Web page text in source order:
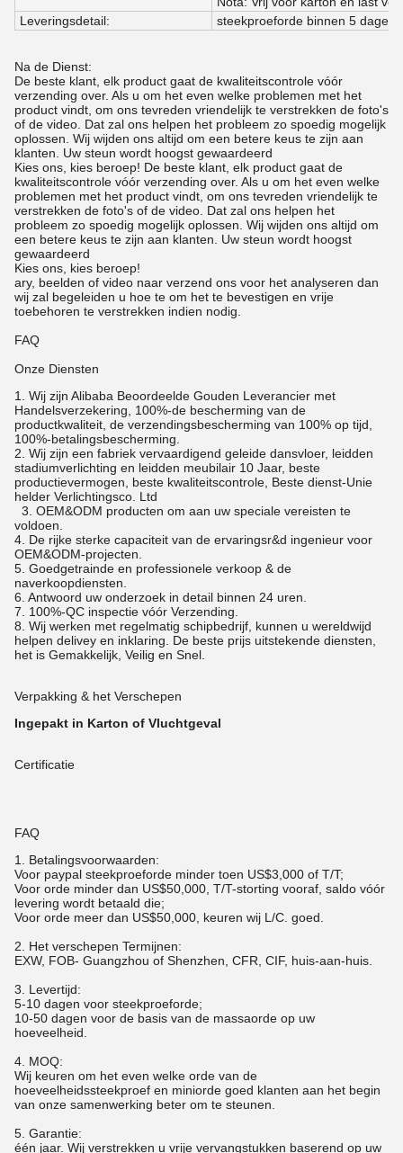
Leveringsdetail:
steekproeforde binnen 5
Na de Dienst:
De beste klant, elk product gaat de kwaliteitscontrole vóór
verzending over. Als u om het even welke problemen met het
product vindt, om ons tevreden vriendelijk te verstrekken de foto's
of de video. Dat zal ons helpen het probleem zo spoedig mogelijk
oplossen. Wij wijden ons altijd om een betere keus te zijn aan
klanten. Uw steun wordt hoogst gewaardeerd
Kies ons, kies beroep! De beste klant, elk product gaat de
kwaliteitscontrole vóór verzending over. Als u om het even welke
problemen met het product vindt, om ons tevreden vriendelijk te
verstrekken de foto's of de video. Dat zal ons helpen het
probleem zo spoedig mogelijk oplossen. Wij wijden ons altijd om
een betere keus te zijn aan klanten. Uw steun wordt hoogst
gewaardeerd
Kies ons, kies beroep!
ary, beelden of video naar verzend ons voor het analyseren dan
wij zal begeleiden u hoe te om het te bevestigen en vrije
toebehoren te verstrekken indien nodig.
FAQ
Onze Diensten
1. Wij zijn Alibaba Beoordeelde Gouden Leverancier met
Handelsverzekering, 100%-de bescherming van de
productkwaliteit, de verzendingsbescherming van 100% op tijd,
100%-betalingsbescherming.
2. Wij zijn een fabriek vervaardigend geleide dansvloer, leidden
stadiumverlichting en leidden meubilair 10 Jaar, beste
productievermogen, beste kwaliteitscontrole, Beste dienst-Unie
helder Verlichtingsco. Ltd
3. OEM&ODM producten om aan uw speciale vereisten te
voldoen.
4. De rijke sterke capaciteit van de ervaringsr&d ingenieur voor
OEM&ODM-projecten.
5. Goedgetrainde en professionele verkoop & de
naverkoopdiensten.
6. Antwoord uw onderzoek in detail binnen 24 uren.
7. 100%-QC inspectie vóór Verzending.
8. Wij werken met regelmatig schipbedrijf, kunnen u wereldwijd
helpen delivey en inklaring. De beste prijs uitstekende diensten,
het is Gemakkelijk, Veilig en Snel.
Verpakking & het Verschepen
Ingepakt in Karton of Vluchtgeval
Certificatie
FAQ
1. Betalingsvoorwaarden:
Voor paypal steekproeforde minder toen US$3,000 of T/T;
Voor orde minder dan US$50,000, T/T-storting vooraf, saldo vóór
levering wordt betaald die;
Voor orde meer dan US$50,000, keuren wij L/C. goed.
2. Het verschepen Termijnen:
EXW, FOB- Guangzhou of Shenzhen, CFR, CIF, huis-aan-huis.
3. Levertijd:
5-10 dagen voor steekproeforde;
10-50 dagen voor de basis van de massaorde op uw
hoeveelheid.
4. MOQ:
Wij keuren om het even welke orde van de
hoeveelheidssteekproef en miniorde goed klanten aan het begin
van onze samenwerking beter om te steunen.
5. Garantie:
één jaar. Wij verstrekken u vrije vervangstukken baserend op uw